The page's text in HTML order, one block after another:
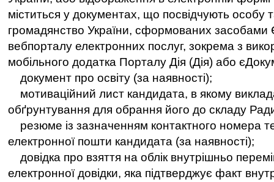
міститься у документах, що посвідчують особу
громадянство України, сформованих засобами
вебпорталу електронних послуг, зокрема з
мобільного додатка Порталу Дія (Дія) або
документ про освіту (за наявності);
мотиваційний лист кандидата, в якому
обґрунтування для обрання його до складу
резюме із зазначенням контактного номера
електронної пошти кандидата (за наявності);
довідка про взяття на облік внутрішньо
електронної довідки, яка підтверджує факт